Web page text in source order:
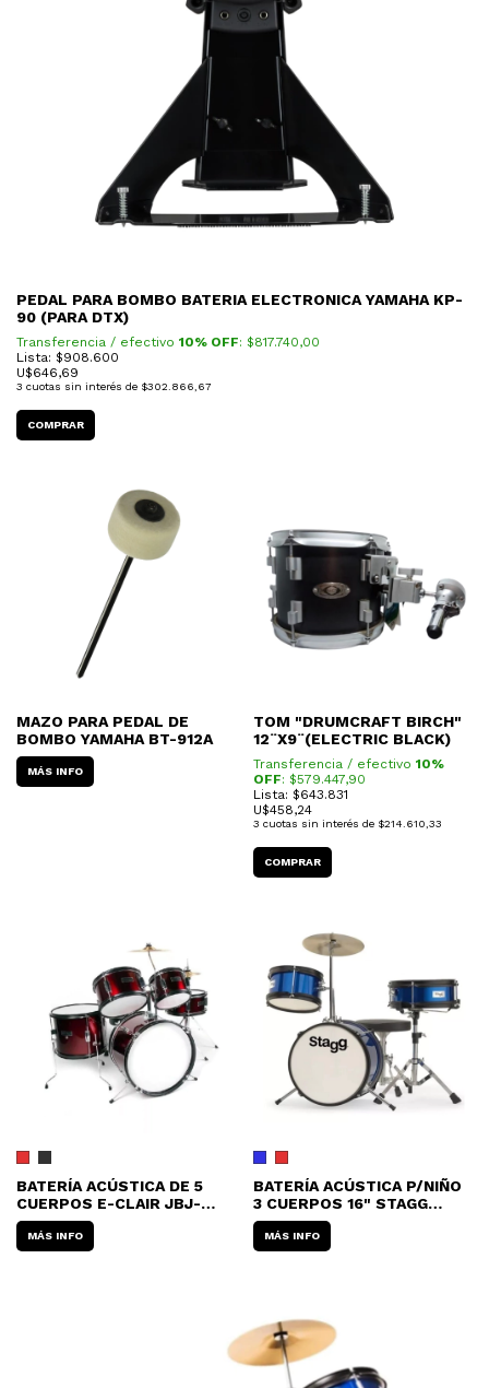
PEDAL PARA BOMBO BATERIA ELECTRONICA YAMAHA KP-
90 (PARA DTX)
Transferencia / efectivo 10% OFF: $817.740,00
Lista: $908.600
U$646,69
3 cuotas sin interés de $302.866,67
MAZO PARA PEDAL DE
BOMBO YAMAHA BT-912A
MÁS INFO
TOM "DRUMCRAFT BIRCH"
12¨X9¨(ELECTRIC BLACK)
Transferencia / efectivo 10%
OFF: $579.447,90
Lista: $643.831
U$458,24
3 cuotas sin interés de $214.610,33
BATERÍA ACÚSTICA DE 5
CUERPOS E-CLAIR JBJ-
1045 CON PLATILLO &
HOLDER (SIN BANQUETA)
MÁS INFO
BATERÍA ACÚSTICA P/NIÑO
3 CUERPOS 16" STAGG
FABJ316 (CON BANQUETA)
MÁS INFO